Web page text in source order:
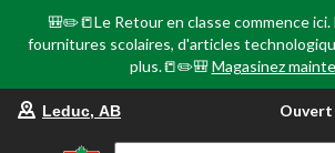
🎒✏️📒Le Retour en classe commence ici.
fournitures scolaires, d'articles
plus.📒✏️🎒 Magasinez
votre
préféré
Leduc, AB Ouvert